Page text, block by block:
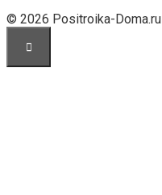
© 2026 Positroika-Doma.ru